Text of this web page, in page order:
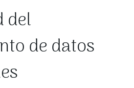
del
de datos